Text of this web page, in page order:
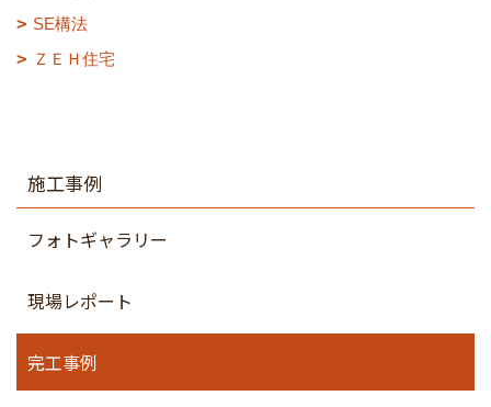
SE構法
ＺＥＨ住宅
施工事例
フォトギャラリー
現場レポート
完工事例